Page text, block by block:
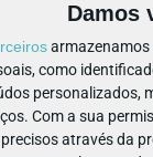
Damos
armazenamos
como
personalizados,
Com a sua
através da
nos
um bilhete
cada e criar